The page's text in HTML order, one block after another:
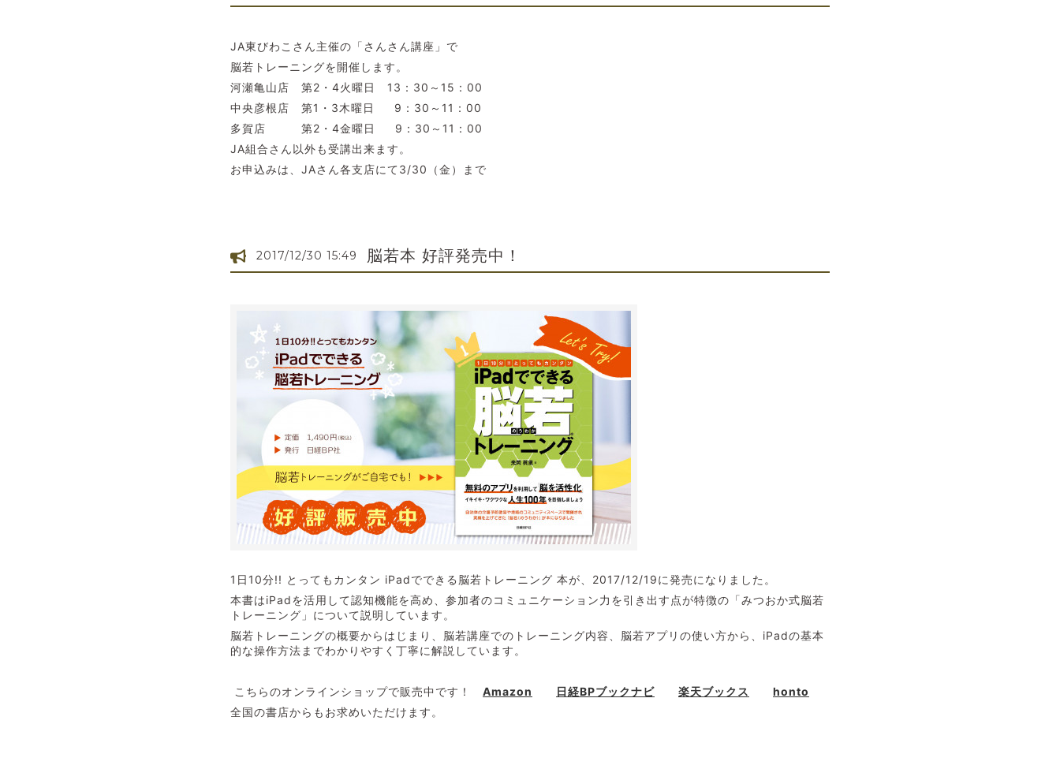
JA東びわこさん主催の「さんさん講座」で
脳若トレーニングを開催します。
河瀬亀山店 第2・4火曜日 13：30～15：00
中央彦根店 第1・3木曜日 9：30～11：00
多賀店 第2・4金曜日 9：30～11：00
JA組合さん以外も受講出来ます。
お申込みは、JAさん各支店にて3/30（金）まで
2017/12/30 15:49 脳若本 好評発売中！
1日10分!! とってもカンタン iPadでできる脳若トレーニング 本が、2017/12/19に発売になりました。
本書はiPadを活用して認知機能を高め、参加者のコミュニケーション力を引き出す点が特徴の「みつおか式脳若
トレーニング」について説明しています。
脳若トレーニングの概要からはじまり、脳若講座でのトレーニング内容、脳若アプリの使い方から、iPadの基本
的な操作方法までわかりやすく丁寧に解説しています。
こちらのオンラインショップで販売中です！ Amazon 日経BPブックナビ 楽天ブックス
honto
全国の書店からもお求めいただけます。